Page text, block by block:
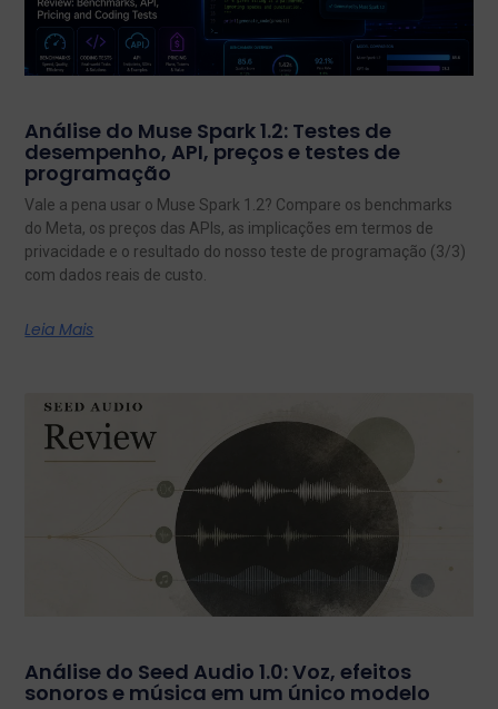
Análise do Muse Spark 1.2: Testes de
desempenho, API, preços e testes de
programação
Vale a pena usar o Muse Spark 1.2? Compare os benchmarks
do Meta, os preços das APIs, as implicações em termos de
privacidade e o resultado do nosso teste de programação (3/3)
com dados reais de custo.
Leia Mais
Análise do Seed Audio 1.0: Voz, efeitos
sonoros e música em um único modelo